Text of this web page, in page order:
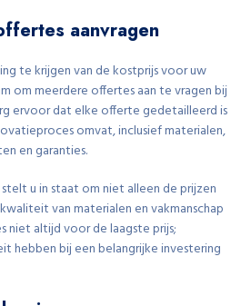
aanvragen
te krijgen van de kostprijs voor uw
om meerdere offertes aan te vragen bij
ervoor dat elke offerte gedetailleerd is
omvat, inclusief materialen,
en garanties.
u in staat om niet alleen de prijzen
van materialen en vakmanschap
niet altijd voor de laagste prijs;
bij een belangrijke investering